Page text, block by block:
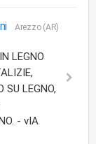
Arezzo (AR)
LEGNO
SU LEGNO,
- vIA